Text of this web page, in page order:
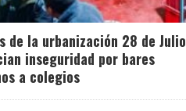
de la urbanización 28 de Julio
inseguridad por bares
a colegios